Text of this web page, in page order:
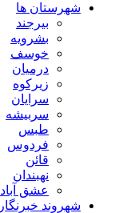
شهرستان ها
بیرجند
بشرویه
خوسف
درمیان
زیرکوه
سرایان
سربیشه
طبس
فردوس
قائن
نهبندان
عشق آباد
شهروند خبرنگار